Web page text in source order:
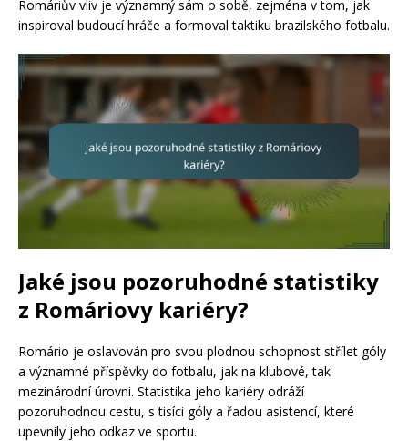
Romáriův vliv je významný sám o sobě, zejména v tom, jak
inspiroval budoucí hráče a formoval taktiku brazilského fotbalu.
Jaké jsou pozoruhodné statistiky
z Romáriovy kariéry?
Romário je oslavován pro svou plodnou schopnost střílet góly
a významné příspěvky do fotbalu, jak na klubové, tak
mezinárodní úrovni. Statistika jeho kariéry odráží
pozoruhodnou cestu, s tisíci góly a řadou asistencí, které
upevnily jeho odkaz ve sportu.